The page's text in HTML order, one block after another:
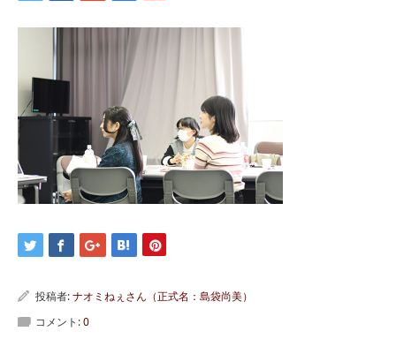
投稿者:ナオミねぇさん（正式名：島袋尚美）
コメント:0